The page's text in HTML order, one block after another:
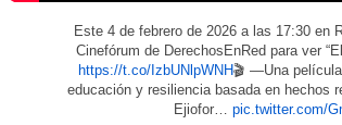
Este 4 de febrero de 2026 a las 17:30 en
Cinefórum de DerechosEnRed para ver
https://t.co/IzbUNlpWNH🎬 —Una
educación y resiliencia basada en hechos
Ejiofor… pic.twitter.com/